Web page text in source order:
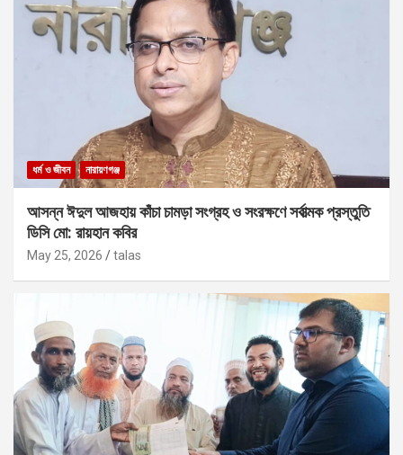
ধর্ম ও জীবন নারায়ণগঞ্জ
আসন্ন ঈদুল আজহায় কাঁচা চামড়া সংগ্রহ ও সংরক্ষণে সর্বাত্মক প্রস্তুতি
ডিসি মো: রায়হান কবির
May 25, 2026 talas